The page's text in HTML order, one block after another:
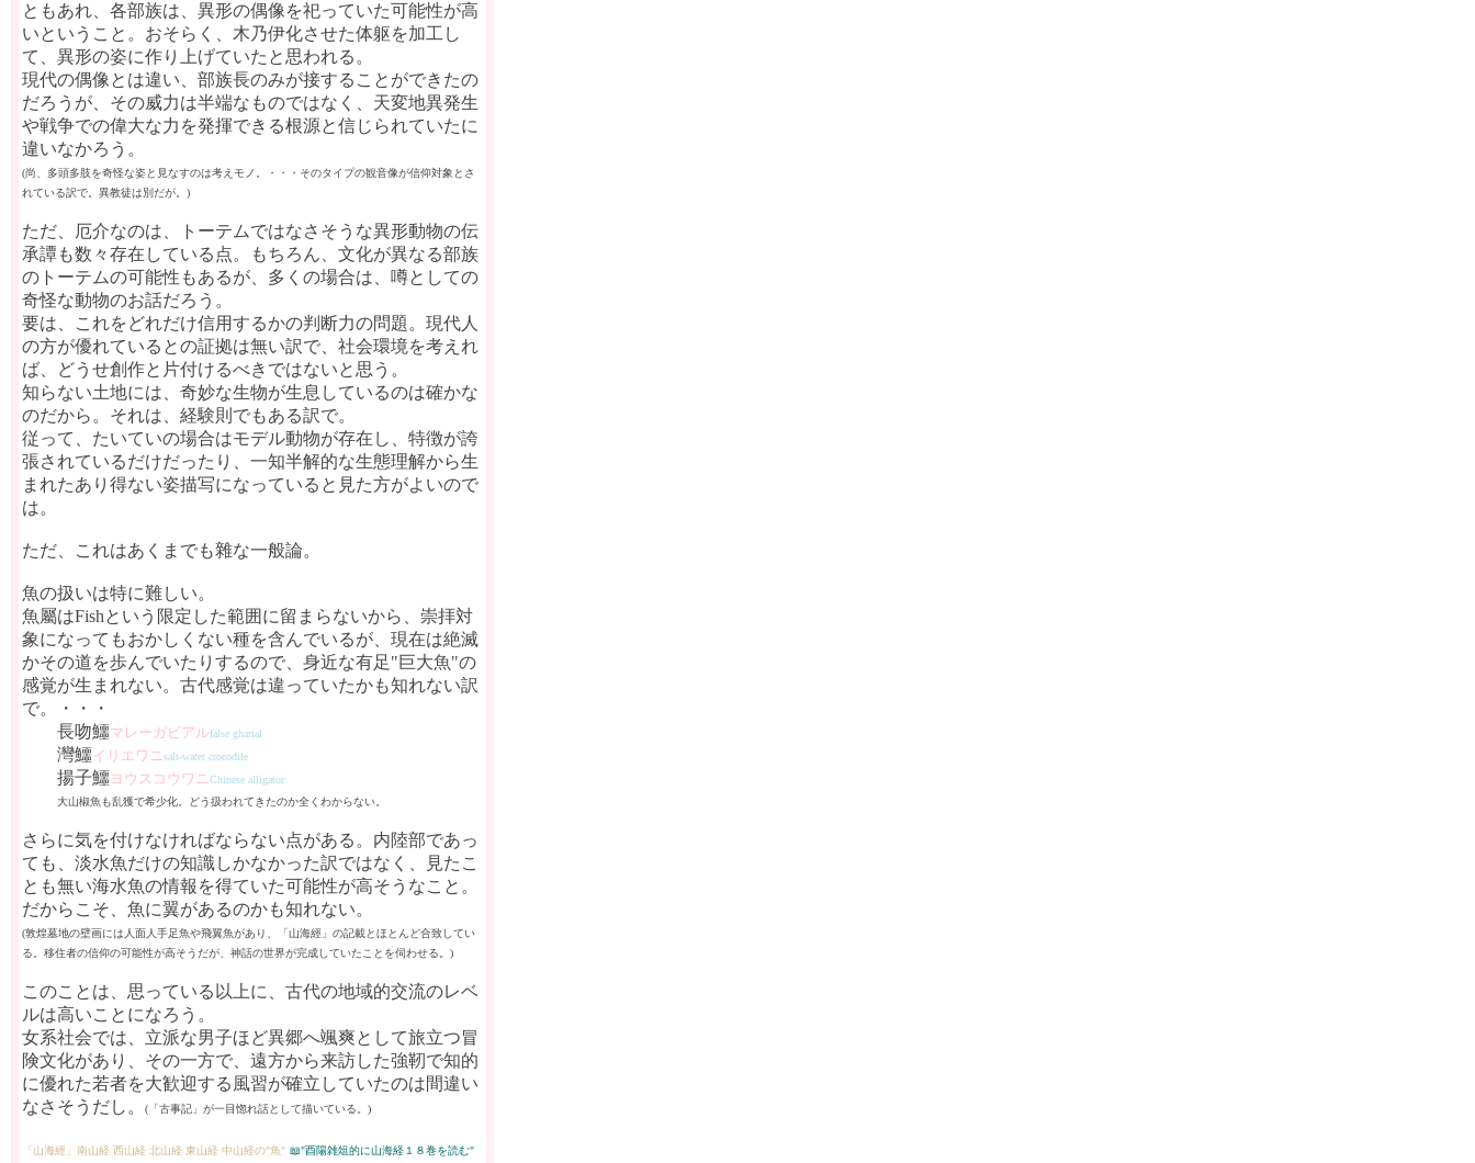
ともあれ、各部族は、異形の偶像を祀っていた可能性が高
いということ。おそらく、木乃伊化させた体躯を加工し
て、異形の姿に作り上げていたと思われる。
現代の偶像とは違い、部族長のみが接することができたの
だろうが、その威力は半端なものではなく、天変地異発生
や戦争での偉大な力を発揮できる根源と信じられていたに
違いなかろう。
(尚、多頭多肢を奇怪な姿と見なすのは考えモノ。・・・そのタイプの観音像が信仰対象とさ
れている訳で。異教徒は別だが。)
ただ、厄介なのは、トーテムではなさそうな異形動物の伝
承譚も数々存在している点。もちろん、文化が異なる部族
のトーテムの可能性もあるが、多くの場合は、噂としての
奇怪な動物のお話だろう。
要は、これをどれだけ信用するかの判断力の問題。現代人
の方が優れているとの証拠は無い訳で、社会環境を考えれ
ば、どうせ創作と片付けるべきではないと思う。
知らない土地には、奇妙な生物が生息しているのは確かな
のだから。それは、経験則でもある訳で。
従って、たいていの場合はモデル動物が存在し、特徴が誇
張されているだけだったり、一知半解的な生態理解から生
まれたあり得ない姿描写になっていると見た方がよいので
は。
ただ、これはあくまでも雜な一般論。
魚の扱いは特に難しい。
魚屬はFishという限定した範囲に留まらないから、崇拝対
象になってもおかしくない種を含んでいるが、現在は絶滅
かその道を歩んでいたりするので、身近な有足"巨大魚"の
感覚が生まれない。古代感覚は違っていたかも知れない訳
で。・・・
長吻鱷マレーガビアルfalse gharial
灣鱷イリエワニsalt-water crocodile
揚子鱷ヨウスコウワニChinese alligator
大山椒魚も乱獲で希少化。どう扱われてきたのか全くわからない。
さらに気を付けなければならない点がある。内陸部であっ
ても、淡水魚だけの知識しかなかった訳ではなく、見たこ
とも無い海水魚の情報を得ていた可能性が高そうなこと。
だからこそ、魚に翼があるのかも知れない。
(敦煌墓地の壁画には人面人手足魚や飛翼魚があり、「山海經」の記載とほとんど合致してい
る。移住者の信仰の可能性が高そうだが、神話の世界が完成していたことを伺わせる。)
このことは、思っている以上に、古代の地域的交流のレベ
ルは高いことになろう。
女系社会では、立派な男子ほど異郷へ颯爽として旅立つ冒
険文化があり、その一方で、遠方から来訪した強靭で知的
に優れた若者を大歓迎する風習が確立していたのは間違い
なさそうだし。
(「古事記」が一目惚れ話として描いている。)
「山海經」南山経 西山経 北山経 東山経 中山経の"魚" 📖"酉陽雑俎的に山海経１８巻を読む"